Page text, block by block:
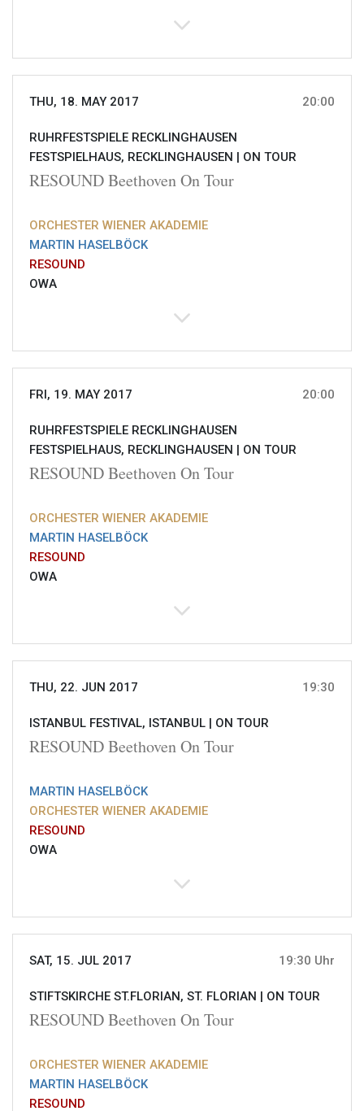
THU, 18. MAY 2017 20:00
RUHRFESTSPIELE RECKLINGHAUSEN
FESTSPIELHAUS, RECKLINGHAUSEN | ON TOUR
RESOUND Beethoven On Tour
ORCHESTER WIENER AKADEMIE
MARTIN HASELBÖCK
RESOUND
OWA
FRI, 19. MAY 2017 20:00
RUHRFESTSPIELE RECKLINGHAUSEN
FESTSPIELHAUS, RECKLINGHAUSEN | ON TOUR
RESOUND Beethoven On Tour
ORCHESTER WIENER AKADEMIE
MARTIN HASELBÖCK
RESOUND
OWA
THU, 22. JUN 2017 19:30
ISTANBUL FESTIVAL, ISTANBUL | ON TOUR
RESOUND Beethoven On Tour
MARTIN HASELBÖCK
ORCHESTER WIENER AKADEMIE
RESOUND
OWA
SAT, 15. JUL 2017 19:30 Uhr
STIFTSKIRCHE ST.FLORIAN, ST. FLORIAN | ON TOUR
RESOUND Beethoven On Tour
ORCHESTER WIENER AKADEMIE
MARTIN HASELBÖCK
RESOUND